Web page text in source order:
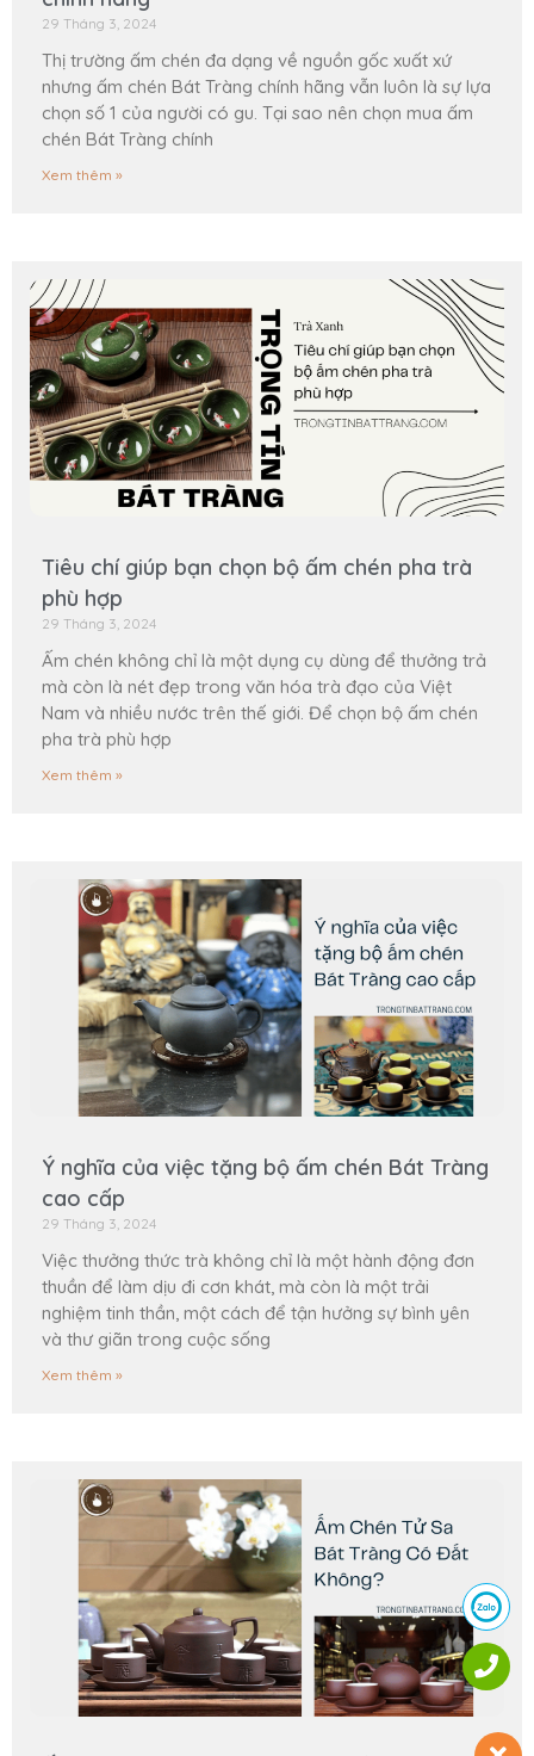
29 Tháng 3, 2024
Thị trường ấm chén đa dạng về nguồn gốc xuất xứ
nhưng ấm chén Bát Tràng chính hãng vẫn luôn là sự lựa
chọn số 1 của người có gu. Tại sao nên chọn mua ấm
chén Bát Tràng chính
Xem thêm »
Tiêu chí giúp bạn chọn bộ ấm chén pha trà
phù hợp
29 Tháng 3, 2024
Ấm chén không chỉ là một dụng cụ dùng để thưởng trả
mà còn là nét đẹp trong văn hóa trà đạo của Việt
Nam và nhiều nước trên thế giới. Để chọn bộ ấm chén
pha trà phù hợp
Xem thêm »
Ý nghĩa của việc tặng bộ ấm chén Bát Tràng
cao cấp
29 Tháng 3, 2024
Việc thưởng thức trà không chỉ là một hành động đơn
thuần để làm dịu đi cơn khát, mà còn là một trải
nghiệm tinh thần, một cách để tận hưởng sự bình yên
và thư giãn trong cuộc sống
Xem thêm »